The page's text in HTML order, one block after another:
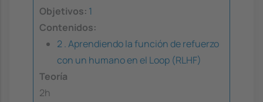
Objetivos: 1
Contenidos:
2 . Aprendiendo la función de refuerzo
con un humano en el Loop (RLHF)
Teoría
2h